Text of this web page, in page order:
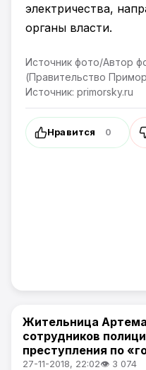
электричества,
органы власти.
Источник фото/Автор
(Правительство
Источник: primorsky.ru
Нравится 0
Общество
Жительница
сотрудников
преступления по
27-11-2018, 22:02👁 3 074